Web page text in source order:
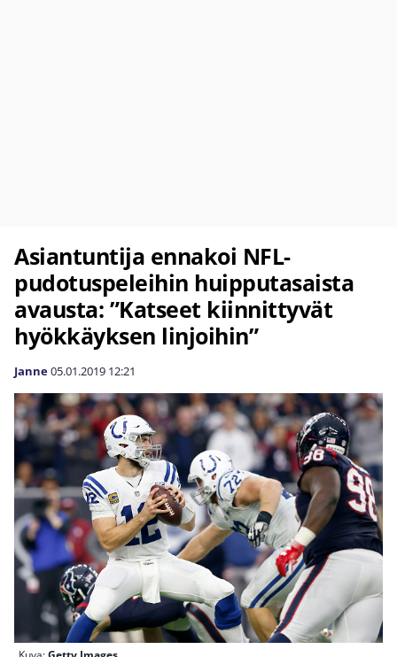
Asiantuntija ennakoi NFL-
pudotuspeleihin huipputasaista
avausta: ”Katseet kiinnittyvät
hyökkäyksen linjoihin”
Janne05.01.2019 12:21